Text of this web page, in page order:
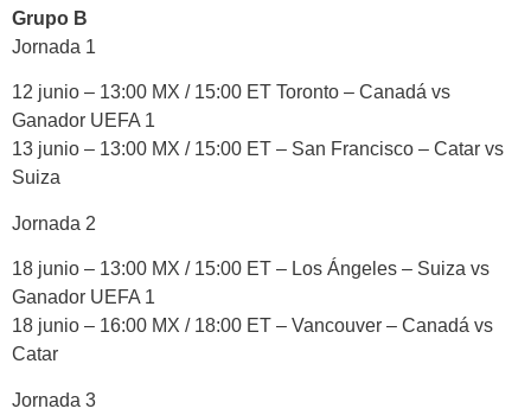
Grupo B
Jornada 1
12 junio – 13:00 MX / 15:00 ET Toronto – Canadá vs
Ganador UEFA 1
13 junio – 13:00 MX / 15:00 ET – San Francisco – Catar vs
Suiza
Jornada 2
18 junio – 13:00 MX / 15:00 ET – Los Ángeles – Suiza vs
Ganador UEFA 1
18 junio – 16:00 MX / 18:00 ET – Vancouver – Canadá vs
Catar
Jornada 3